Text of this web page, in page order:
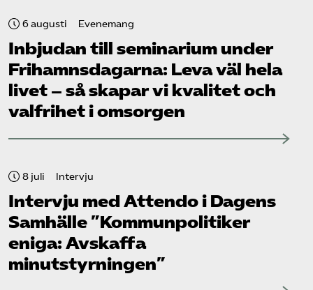
6 augusti Evenemang
Inbjudan till seminarium under
Frihamns­dagarna: Leva väl hela
livet – så skapar vi kvalitet och
valfrihet i omsorgen
8 juli Intervju
Intervju med Attendo i Dagens
Samhälle ”Kommunpolitiker
eniga: Avskaffa
minutstyrningen”